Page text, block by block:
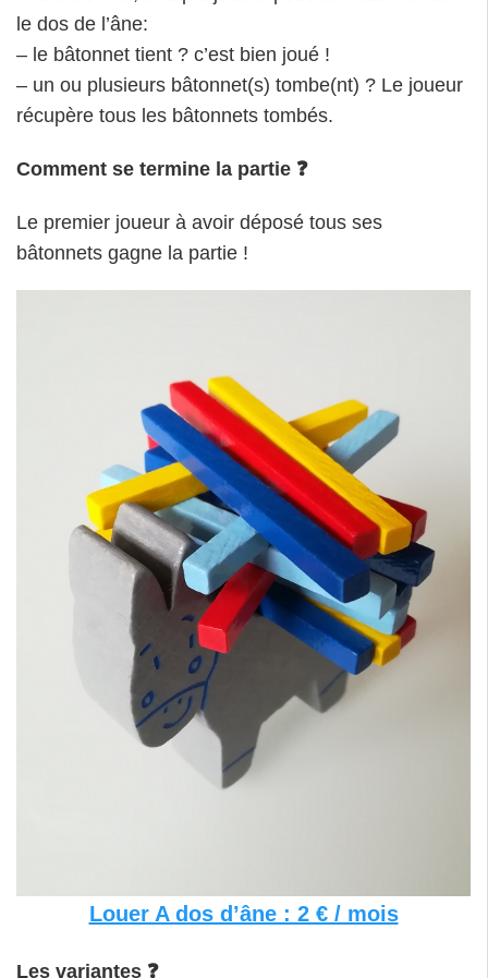
le dos de l’âne:
– le bâtonnet tient ? c’est bien joué !
– un ou plusieurs bâtonnet(s) tombe(nt) ? Le joueur
récupère tous les bâtonnets tombés.
Comment se termine la partie ❓
Le premier joueur à avoir déposé tous ses
bâtonnets gagne la partie !
Louer A dos d’âne : 2 € / mois
Les variantes ❓